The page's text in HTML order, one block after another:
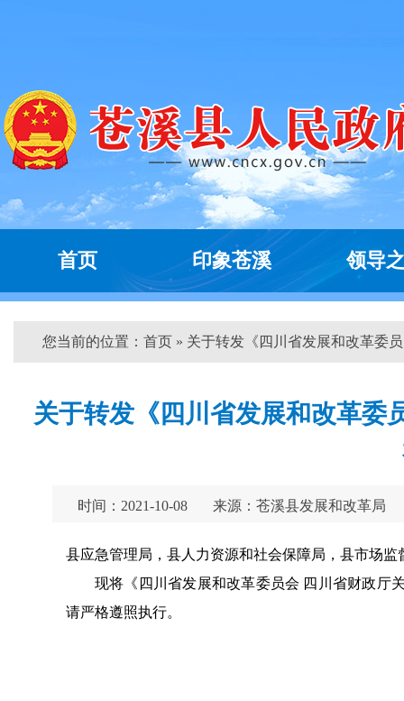
首页 印象苍溪 领导
您当前的位置： 首页 » 关于转发《四川省发展和改革委
关于转发《四川省发展和改革委
时间：2021-10-08 来源：苍溪县发展和改革局
县应急管理局，县人力资源和社会保障局，县市场监
现将《四川省发展和改革委员会 四川省财政厅
请严格遵照执行。